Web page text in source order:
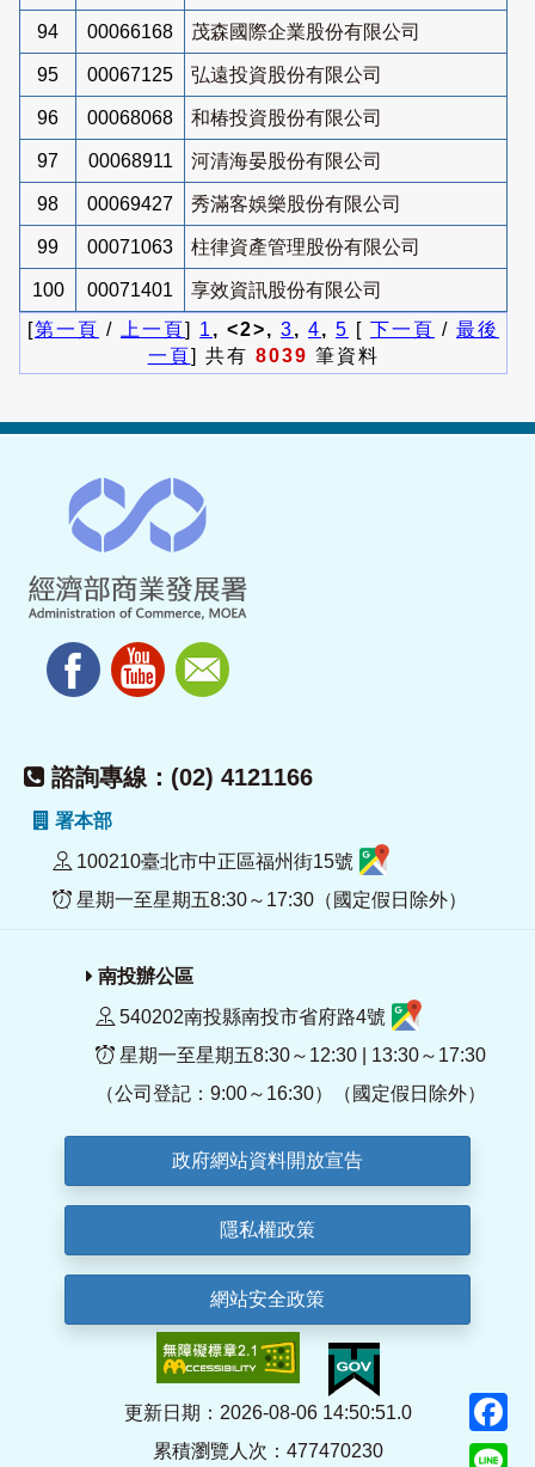
94 00066168 茂森國際企業股份有限公司
95 00067125 弘遠投資股份有限公司
96 00068068 和椿投資股份有限公司
97 00068911 河清海晏股份有限公司
98 00069427 秀滿客娛樂股份有限公司
99 00071063 柱律資產管理股份有限公司
100 00071401
享效資訊股份有限公司
[第一頁 / 上一頁] 1 , <2>, 3, 4, 5 [ 下一頁 / 最後
一頁] 共有 8039 筆資料
諮詢專線：(02) 4121166
署本部
100210臺北市中正區福州街15號
星期一至星期五8:30～17:30（國定假日除外）
南投辦公區
540202南投縣南投市省府路4號
星期一至星期五8:30～12:30 | 13:30～17:30
（公司登記：9:00～16:30）（國定假日除外）
政府網站資料開放宣告
隱私權政策
網站安全政策
更新日期：2026-08-06 14:50:51.0
累積瀏覽人次：477470230